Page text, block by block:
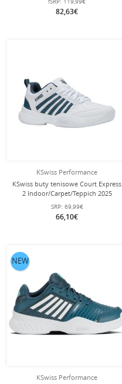
82,63€
KSwiss Performance
KSwiss buty tenisowe Court Express
2 Indoor/Carpet/Teppich 2025
białe/stargazer dziecięce
SRP: 69,99€
66,10€
KSwiss Performance
NEW